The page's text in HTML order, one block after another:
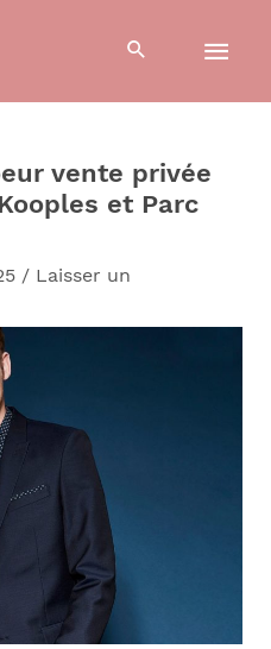
vente privée
et Parc
/ Laisser un